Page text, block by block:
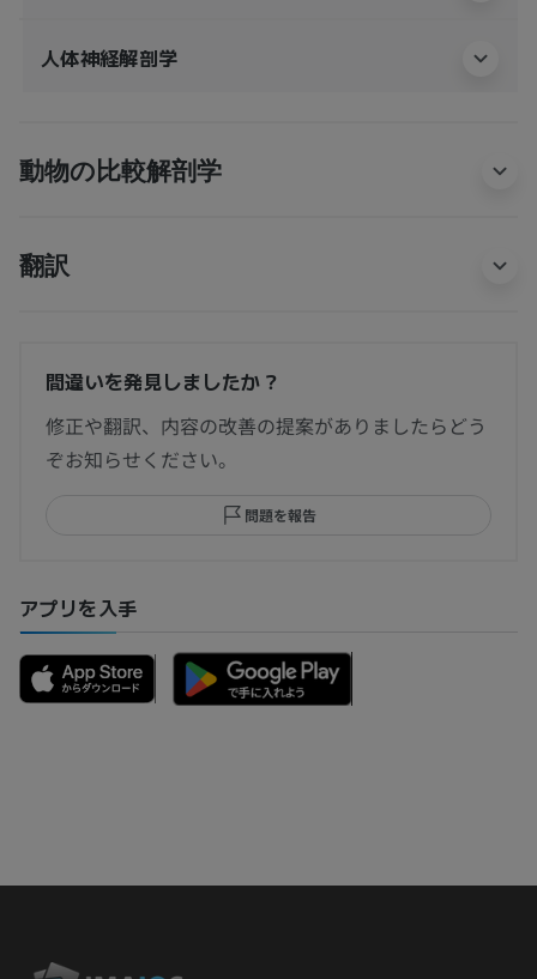
人体神経解剖学
動物の比較解剖学
翻訳
間違いを発見しましたか？
修正や翻訳、内容の改善の提案がありましたらどう
ぞお知らせください。
問題を報告
アプリを入手